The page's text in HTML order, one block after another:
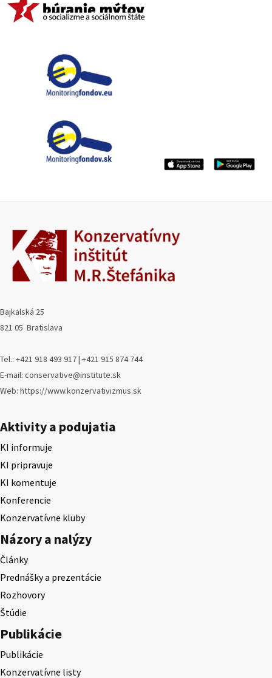
Bajkalská 25
821 05 Bratislava
Tel.: +421 918 493 917 | +421 915 874 744
E-mail: conservative@institute.sk
Web: https://www.konzervativizmus.sk
Aktivity a podujatia
KI informuje
KI pripravuje
KI komentuje
Konferencie
Konzervatívne kluby
Názory a nalýzy
Články
Prednášky a prezentácie
Rozhovory
Štúdie
Publikácie
Publikácie
Konzervatívne listy